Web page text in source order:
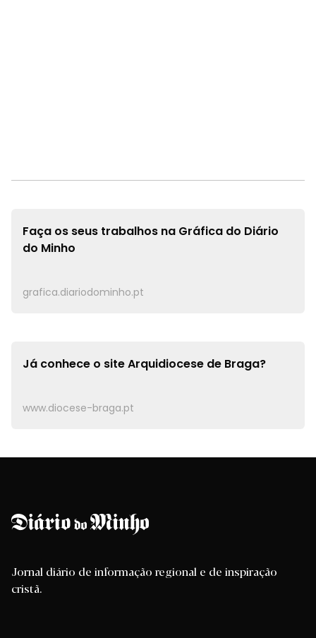
Faça os seus trabalhos na Gráfica do Diário
do Minho
grafica.diariodominho.pt
Já conhece o siteArquidiocese de Braga?
www.diocese-braga.pt
Jornal diário de informação regional e de inspiração
cristã.